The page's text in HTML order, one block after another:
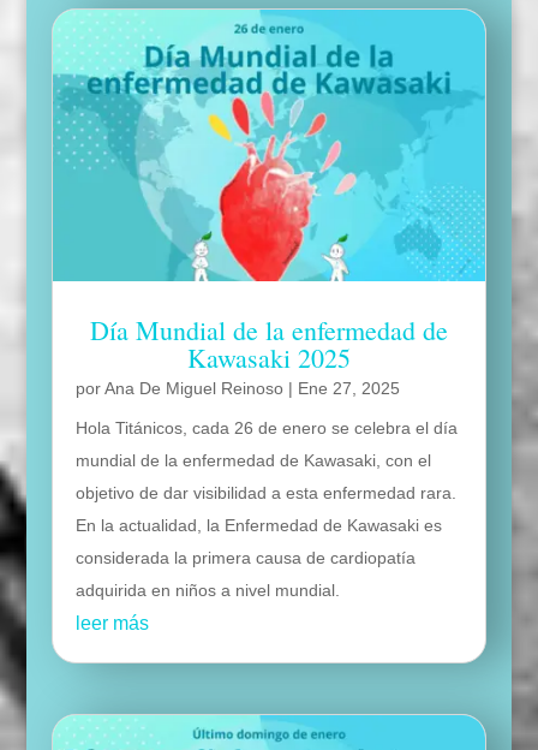
Día Mundial de la enfermedad de
Kawasaki 2025
porAna De Miguel Reinoso| Ene 27, 2025
Hola Titánicos, cada 26 de enero se celebra el día
mundial de la enfermedad de Kawasaki, con el
objetivo de dar visibilidad a esta enfermedad rara.
En la actualidad, la Enfermedad de Kawasaki es
considerada la primera causa de cardiopatía
adquirida en niños a nivel mundial.
leer más